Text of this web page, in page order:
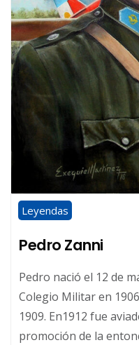
Leyendas
Pedro Zanni
Pedro nació el 12 de
Colegio Militar en
1909. En1912 fue
promoción de la